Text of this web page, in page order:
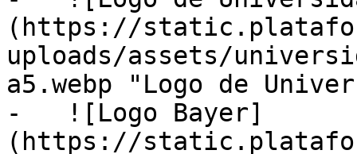
(https://
uploads/assets/
a5.webp "Logo de
-   ![Logo Bayer]
(https://